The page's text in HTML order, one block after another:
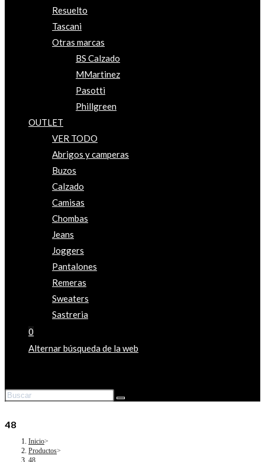
Resuelto
Tascani
Otras marcas
BS Calzado
MMartinez
Pasotti
Phillgreen
OUTLET
VER TODO
Abrigos y camperas
Buzos
Calzado
Camisas
Chombas
Jeans
Joggers
Pantalones
Remeras
Sweaters
Sastreria
0
Alternar búsqueda de la web
48
Inicio>
Productos>
48